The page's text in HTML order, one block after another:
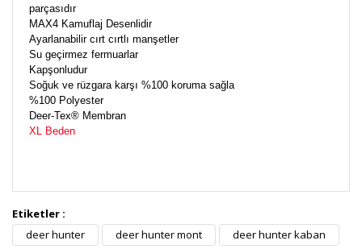
parçasıdır
MAX4 Kamuflaj Desenlidir
Ayarlanabilir cırt cırtlı manşetler
Su geçirmez fermuarlar
Kapşonludur
Soğuk ve rüzgara karşı %100 koruma sağla
%100 Polyester
Deer-Tex® Membran
XL Beden
Bu ürüne ilk yorumu siz yapın!
Etiketler :
deer hunter
deer hunter mont deer hunter kaban